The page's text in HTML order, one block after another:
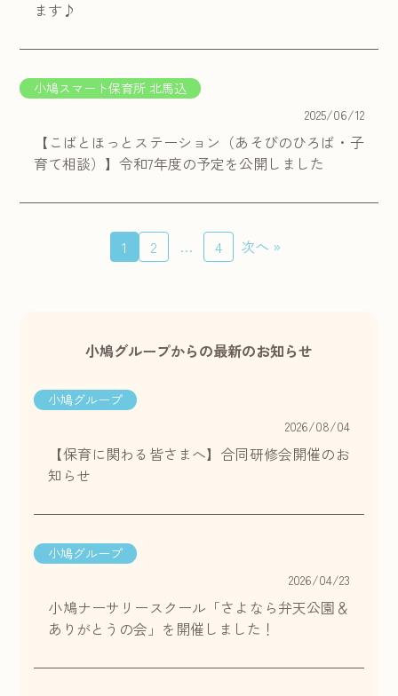
ます♪
小鳩スマート保育所 北馬込
2025/06/12
【こばとほっとステーション（あそびのひろば・子
育て相談）】令和7年度の予定を公開しました
投稿のページ送り1 2 … 4 次へ »
小鳩グループからの最新のお知らせ
小鳩グループ
2026/08/04
【保育に関わる皆さまへ】合同研修会開催のお
知らせ
小鳩グループ
2026/04/23
小鳩ナーサリースクール「さよなら弁天公園＆
ありがとうの会」を開催しました！